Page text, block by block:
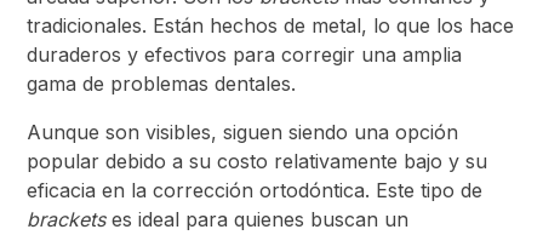
tradicionales. Están hechos de metal, lo que los hace
duraderos y efectivos para corregir una amplia
gama de problemas dentales.
Aunque son visibles, siguen siendo una opción
popular debido a su costo relativamente bajo y su
eficacia en la corrección ortodóntica. Este tipo de
bracketses ideal para quienes buscan un